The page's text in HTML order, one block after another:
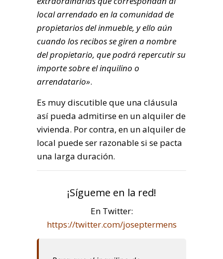
local arrendado en la comunidad de
propietarios del inmueble, y ello aún
cuando los recibos se giren a nombre
del propietario, que podrá repercutir su
importe sobre el inquilino o
arrendatario».
Es muy discutible que una cláusula
así pueda admitirse en un alquiler de
vivienda. Por contra, en un alquiler de
local puede ser razonable si se pacta
una larga duración.
¡Sígueme en la red!
En Twitter:
https://twitter.com/joseptermens